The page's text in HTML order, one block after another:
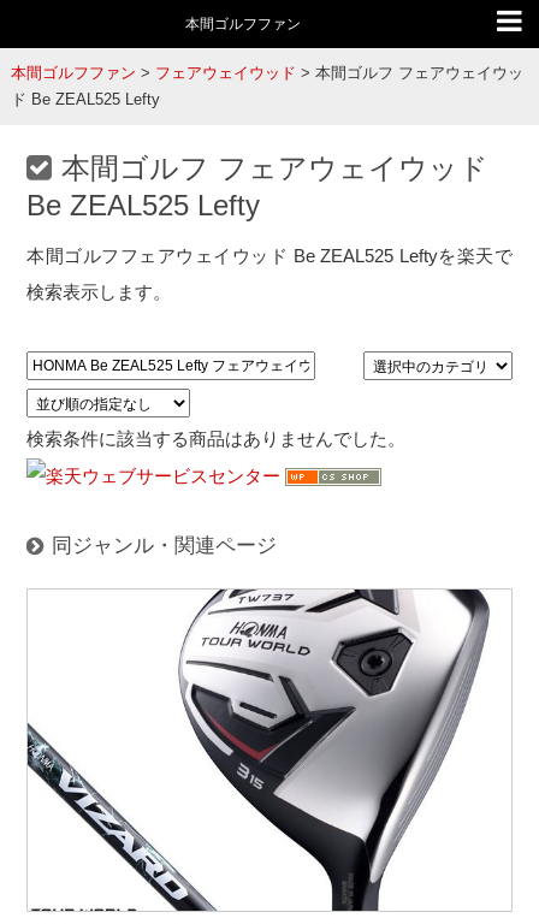
本間ゴルフファン
本間ゴルフファン > フェアウェイウッド > 本間ゴルフ フェアウェイウッ
ド Be ZEAL525 Lefty
本間ゴルフ フェアウェイウッド
Be ZEAL525 Lefty
本間ゴルフフェアウェイウッド Be ZEAL525 Leftyを楽天で
検索表示します。
検索条件に該当する商品はありませんでした。
同ジャンル・関連ページ